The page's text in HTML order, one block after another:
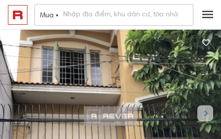
Mua •